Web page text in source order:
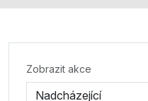
Zobrazit akce